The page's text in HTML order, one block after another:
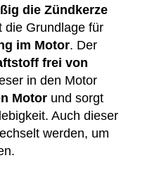
die Zündkerze
die Grundlage für
im Motor. Der
frei von
in den Motor
Motor und sorgt
Auch dieser
werden, um